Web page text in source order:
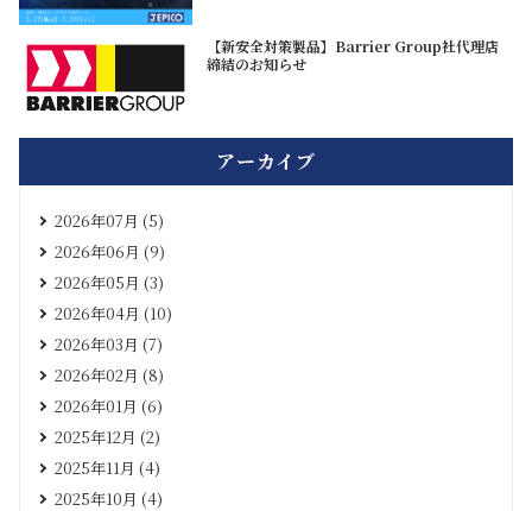
【新安全対策製品】Barrier Group社代理店
締結のお知らせ
アーカイブ
2026年07月 (5)
2026年06月 (9)
2026年05月 (3)
2026年04月 (10)
2026年03月 (7)
2026年02月 (8)
2026年01月 (6)
2025年12月 (2)
2025年11月 (4)
2025年10月 (4)